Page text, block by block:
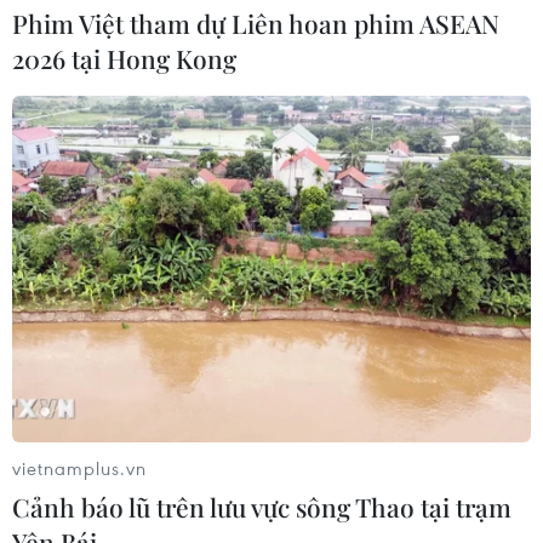
CƠ QUAN CHỦ QUẢN: THÔNG TẤN XÃ VIỆT NAM
Tổng Biên tập: TRẦN TIẾN DUẨN
Phó Tổng Biên tập: NGUYỄN THỊ TÁM, KHÚC THANH
THỦY
Sở hữu trí tuệ
Quy định sử dụng
Ngôn ngữ
Dịch vụ tin
Liên hệ
Phim Việt tham dự Liên hoan phim ASEAN
2026 tại Hong Kong
vietnamplus.vn
Cảnh báo lũ trên lưu vực sông Thao tại trạm